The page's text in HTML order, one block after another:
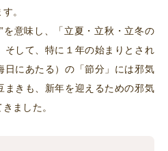
。
を意味し、「立夏・立秋・立冬の
そして、特に１年の始まりとされ
日にあたる）の「節分」には邪気
まきも、新年を迎えるための邪気
ました。